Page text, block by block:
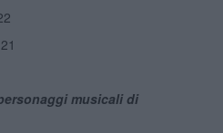
musicali di